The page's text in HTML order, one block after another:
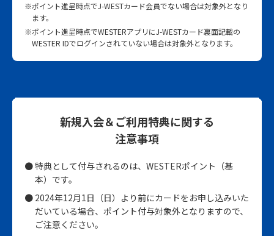
※ポイント進呈時点でJ-WESTカード会員でない場合は対象外となり
ます。
※ポイント進呈時点でWESTERアプリにJ-WESTカード裏面記載の
WESTER IDでログインされていない場合は対象外となります。
新規入会＆ご利用特典に関する
注意事項
特典として付与されるのは、WESTERポイント（基
本）です。
2024年12月1日（日）より前にカードをお申し込みいた
だいている場合、ポイント付与対象外となりますので、
ご注意ください。